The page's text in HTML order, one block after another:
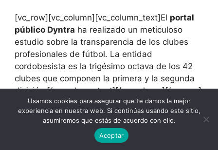
[vc_row][vc_column][vc_column_text]El portal
público Dyntra ha realizado un meticuloso
estudio sobre la transparencia de los clubes
profesionales de fútbol. La entidad
cordobesista es la trigésimo octava de los 42
clubes que componen la primera y la segunda
división.[/vc_column_text][/vc_column][/vc_row]
Usamos cookies para asegurar que te damos la mejor
experiencia en nuestra web. Si continúas usando este sitio,
asumiremos que estás de acuerdo con ello.
Aceptar